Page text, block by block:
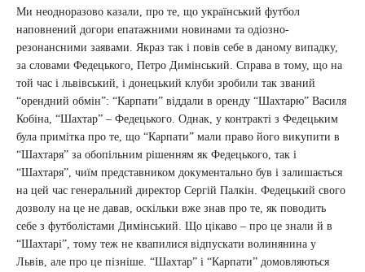
Ми неодноразово казали, про те, що український футбол
наповнений догори епатажними новинами та одіозно-
резонансними заявами. Якраз так і повів себе в даному випадку,
за словами Федецького, Петро Димінський. Справа в тому, що на
той час і львівський, і донецький клуби зробили так званий
“орендний обмін”: “Карпати” віддали в оренду “Шахтарю” Василя
Кобіна, “Шахтар” – Федецького. Однак, у контракті з Федецьким
була примітка про те, що “Карпати” мали право його викупити в
“Шахтаря” за обопільним рішенням як Федецького, так і
“Шахтаря”, чиїм представником документально був і залишається
на цей час генеральний директор Сергій Палкін. Федецький свого
дозволу на це не давав, оскільки вже знав про те, як поводить
себе з футболістами Димінський. Що цікаво – про це знали й в
“Шахтарі”, тому теж не квапилися відпускати волинянина у
Львів, але про це пізніше. “Шахтар” і “Карпати” домовляються